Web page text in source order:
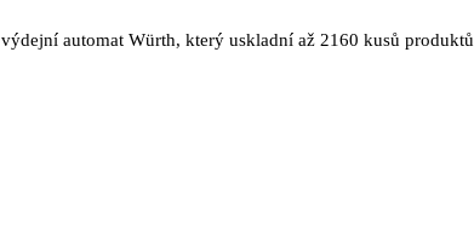
automat Würth, který uskladní až 2160 kusů produktů